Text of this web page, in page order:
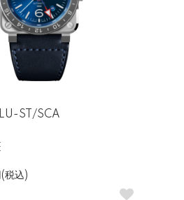
高い評価を
ST/SCA
込)